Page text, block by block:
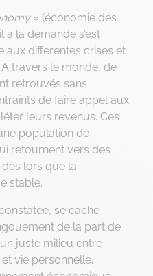
» (économie des
la demande s’est
différentes crises et
travers le monde, de
retrouvés sans
de faire appel aux
leurs revenus. Ces
population de
retournent vers des
lors que la
stable.
se cache
de la part de
juste milieu entre
vie personnelle.